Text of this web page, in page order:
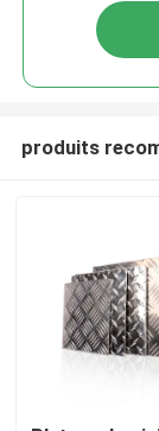
produits